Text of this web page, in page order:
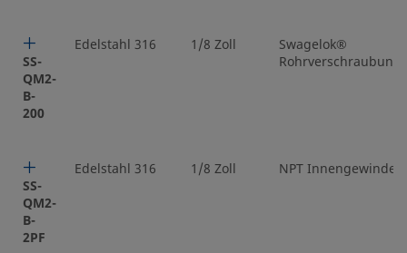
SS-
QM2-
B-
200
Edelstahl 316 1/8 Zoll
Swagelok®
Rohrverschraubung
SS-
QM2-
B-
2PF
Edelstahl 316 1/8 Zoll NPT Innengewinde